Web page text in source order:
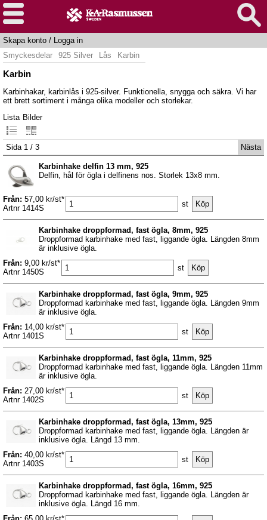
Skapa konto / Logga in
Smyckesdelar
925 Silver Lås Karbin
Karbin
Karbinhakar, karbinlås i 925-silver. Funktionella, snygga och säkra. Vi har
ett brett sortiment i många olika modeller och storlekar.
Lista Bilder
Sida 1 / 3 Nästa
Karbinhake delfin 13 mm, 925
Delfin, hål för ögla i delfinens nos. Storlek 13x8 mm.
Från: 57,00 kr/st*
Artnr 1414S
st
Karbinhake droppformad, fast ögla, 8mm, 925
Droppformad karbinhake med fast, liggande ögla. Längden 8mm
är inklusive ögla.
Från: 9,00 kr/st*
Artnr 1450S
st
Karbinhake droppformad, fast ögla, 9mm, 925
Droppformad karbinhake med fast, liggande ögla. Längden 9mm
är inklusive ögla.
Från: 14,00 kr/st*
Artnr 1401S
st
Karbinhake droppformad, fast ögla, 11mm, 925
Droppformad karbinhake med fast, liggande ögla. Längden 11mm
är inklusive ögla.
Från: 27,00 kr/st*
Artnr 1402S
st
Karbinhake droppformad, fast ögla, 13mm, 925
Droppformad karbinhake med fast, liggande ögla. Längden är
inklusive ögla. Längd 13 mm.
Från: 40,00 kr/st*
Artnr 1403S
st
Karbinhake droppformad, fast ögla, 16mm, 925
Droppformad karbinhake med fast, liggande ögla. Längden är
inklusive ögla. Längd 16 mm.